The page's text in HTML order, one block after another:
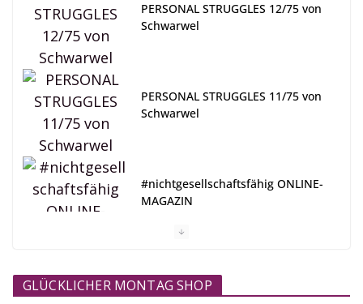
PERSONAL STRUGGLES 12/75 von
Schwarwel
PERSONAL STRUGGLES 11/75 von
Schwarwel
#nichtgesellschaftsfähig ONLINE-
MAGAZIN
GLÜCKLICHER MONTAG SHOP